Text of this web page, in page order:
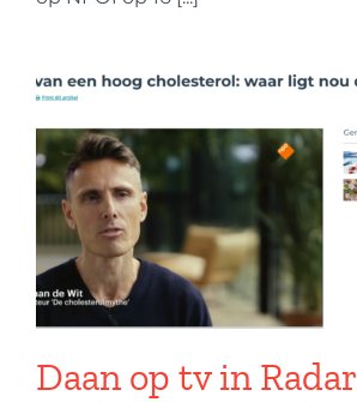
Daan op tv in Radar